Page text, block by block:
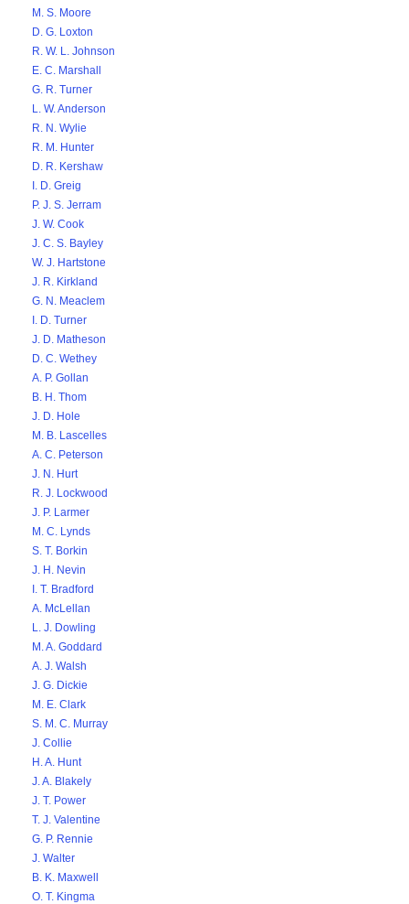
M. S. Moore
D. G. Loxton
R. W. L. Johnson
E. C. Marshall
G. R. Turner
L. W. Anderson
R. N. Wylie
R. M. Hunter
D. R. Kershaw
I. D. Greig
P. J. S. Jerram
J. W. Cook
J. C. S. Bayley
W. J. Hartstone
J. R. Kirkland
G. N. Meaclem
I. D. Turner
J. D. Matheson
D. C. Wethey
A. P. Gollan
B. H. Thom
J. D. Hole
M. B. Lascelles
A. C. Peterson
J. N. Hurt
R. J. Lockwood
J. P. Larmer
M. C. Lynds
S. T. Borkin
J. H. Nevin
I. T. Bradford
A. McLellan
L. J. Dowling
M. A. Goddard
A. J. Walsh
J. G. Dickie
M. E. Clark
S. M. C. Murray
J. Collie
H. A. Hunt
J. A. Blakely
J. T. Power
T. J. Valentine
G. P. Rennie
J. Walter
B. K. Maxwell
O. T. Kingma